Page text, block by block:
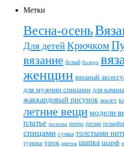
Метки
Весна-осень
Для детейКрючком
вязание белый болеро
женщин вязаный
для мужчин спицами для
жаккардовый рисунок жилет
летние вещи модели
платье полоска пончо реглан
спицами сумка толстыми
туника урок цветок шапка шарф